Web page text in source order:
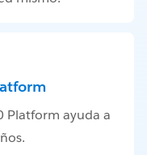
Platform ayuda a